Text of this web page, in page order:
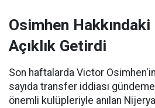
Osimhen
Açıklık Getirdi
Son haftalarda Victor
sayıda transfer iddiası
önemli kulüpleriyle anılan